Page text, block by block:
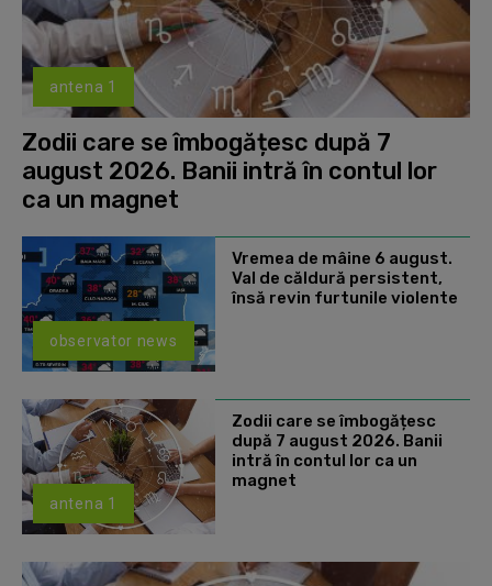
antena 1
Zodii care se îmbogățesc după 7
august 2026. Banii intră în contul lor
ca un magnet
observator news
Vremea de mâine 6 august.
Val de căldură persistent,
însă revin furtunile violente
antena 1
Zodii care se îmbogățesc
după 7 august 2026. Banii
intră în contul lor ca un
magnet